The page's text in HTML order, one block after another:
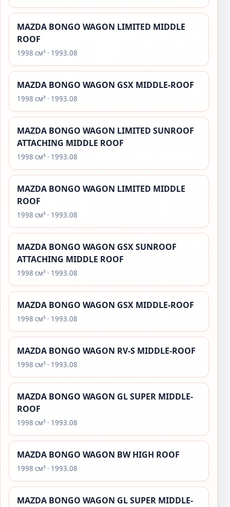
MAZDA BONGO WAGON LIMITED MIDDLE
ROOF
1998 см³ · 1993.08
MAZDA BONGO WAGON GSX MIDDLE-ROOF
1998 см³ · 1993.08
MAZDA BONGO WAGON LIMITED SUNROOF
ATTACHING MIDDLE ROOF
1998 см³ · 1993.08
MAZDA BONGO WAGON LIMITED MIDDLE
ROOF
1998 см³ · 1993.08
MAZDA BONGO WAGON GSX SUNROOF
ATTACHING MIDDLE ROOF
1998 см³ · 1993.08
MAZDA BONGO WAGON GSX MIDDLE-ROOF
1998 см³ · 1993.08
MAZDA BONGO WAGON RV-S MIDDLE-ROOF
1998 см³ · 1993.08
MAZDA BONGO WAGON GL SUPER MIDDLE-
ROOF
1998 см³ · 1993.08
MAZDA BONGO WAGON BW HIGH ROOF
1998 см³ · 1993.08
MAZDA BONGO WAGON GL SUPER MIDDLE-